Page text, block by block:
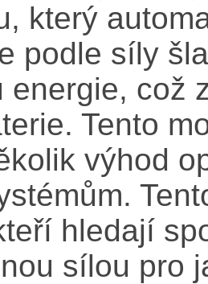
který
podle síly
energie, což
Tento
výhod
hledají
sílou pro